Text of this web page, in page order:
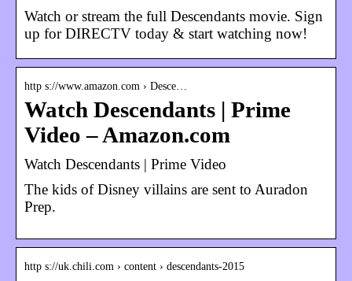
Watch or stream the full Descendants movie. Sign
up for DIRECTV today & start watching now!
http s://www.amazon.com › Desce…
Watch Descendants | Prime
Video – Amazon.com
Watch Descendants | Prime Video
The kids of Disney villains are sent to Auradon
Prep.
http s://uk.chili.com › content › descendants-2015